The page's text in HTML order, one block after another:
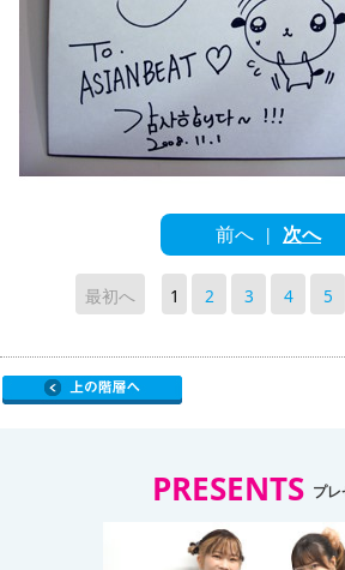
前へ | 次へ
最初へ 1 2 3 4 5
PRESENTS プレ